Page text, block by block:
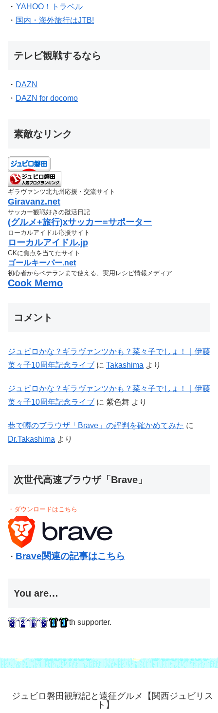
・ YAHOO！トラベル
・ 国内・海外旅行はJTB!
テレビ観戦するなら
・ DAZN
・ DAZN for docomo
素敵なリンク
ギラヴァンツ北九州応援・交流サイト
Giravanz.net
サッカー観戦好きの蹴活日記
(グルメ+旅行)xサッカー=サポーター
ローカルアイドル応援サイト
ローカルアイドル.jp
GKに焦点を当てたサイト
ゴールキーパー.net
初心者からベテランまで使える、実用レシピ情報メディア
Cook Memo
コメント
ジュビロかな？ギラヴァンツかも？菜々子でしょ！｜伊藤
菜々子10周年記念ライブ に Takashima より
ジュビロかな？ギラヴァンツかも？菜々子でしょ！｜伊藤
菜々子10周年記念ライブ に 紫色舞 より
巷で噂のブラウザ「Brave」の評判を確かめてみた に
Dr.Takashima より
次世代高速ブラウザ「Brave」
・ダウンロードはこちら
・ Brave関連の記事はこちら
You are…
th supporter.
ジュビロ磐田観戦記と遠征グルメ【関西ジュビリス
ト】